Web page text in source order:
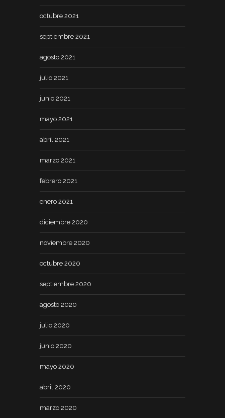
octubre 2021
septiembre 2021
agosto 2021
julio 2021
junio 2021
mayo 2021
abril 2021
marzo 2021
febrero 2021
enero 2021
diciembre 2020
noviembre 2020
octubre 2020
septiembre 2020
agosto 2020
julio 2020
junio 2020
mayo 2020
abril 2020
marzo 2020